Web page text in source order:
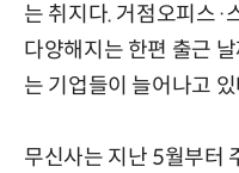
는 취지다. 거점오피스·
다양해지는 한편 출근
는 기업들이 늘어나고
무신사는 지난 5월부터